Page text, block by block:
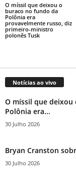
O míssil que deixou o
buraco no fundo da
Polônia era
provavelmente russo, diz
primeiro-ministro
polonês Tusk
Notícias ao vivo
O míssil que
Polônia era...
30 Julho 2026
Bryan Cranston
30 Julho 2026